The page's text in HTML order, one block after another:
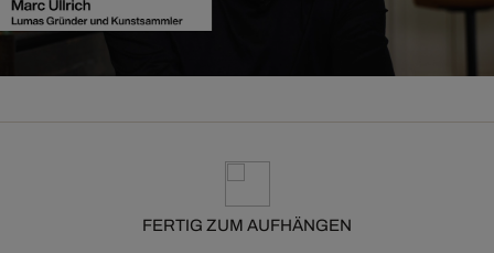
FERTIG ZUM AUFHÄNGEN